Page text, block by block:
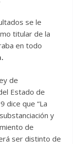
se le
titular de la
en todo
de
Estado de
dice que “La
y
de
ser distinto de